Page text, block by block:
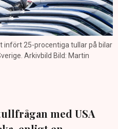
infört 25-procentiga tullar på bilar
Arkivbild Bild: Martin
med USA